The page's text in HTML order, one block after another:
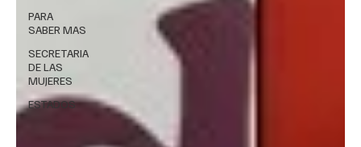
PARA
SABER MAS
SECRETARIA
DE LAS
MUJERES
ESTADOS